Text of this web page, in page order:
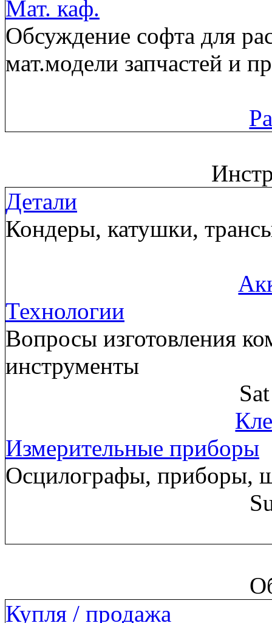
Мат. каф.
Обсуждение софта для
мат.модели запчастей и
Детали
Кондеры, катушки,
Технологии
Вопросы изготовления
инструменты
Измерительные приборы
Осцилографы, приборы,
Купля / продажа